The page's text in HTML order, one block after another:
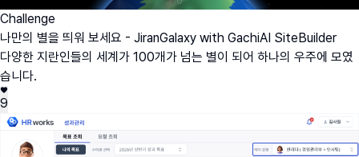
Challenge
나만의 별을 띄워 보세요 - JiranGalaxy with GachiAI SiteBuilder
다양한 지란인들의 세계가 100개가 넘는 별이 되어 하나의 우주에 모였
습니다.
9